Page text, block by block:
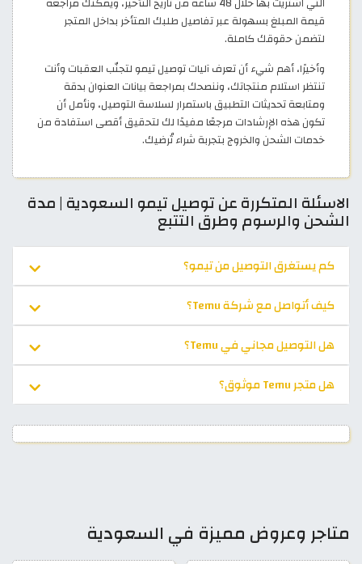
قيمة المبلغ بسهولة عبر تفاصيل طلبك المتأخر بداخل المتجر
لتضمن حقوقك كاملة.
وأخيرًا، أهم شيء أن تعرف آليات توصيل تيمو لتجنّب العقبات وأنت
تنتظر استلام منتجاتك، وننصحك بمراجعة بيانات العنوان بدقة
ومتابعة تحديثات التطبيق باستمرار لسلاسة التوصيل، ونأمل أن
تكون هذه الإرشادات مرجعًا مفيدًا لك لتحقيق أقصى استفادة من
خدمات الشحن والخروج بتجربة شراء تُرضيك.
الاسئلة المتكررة عن توصيل تيمو السعودية | مدة
الشحن والرسوم وطرق التتبع
كم يستغرق التوصيل من تيمو؟
كيف أتواصل مع شركة Temu؟
هل التوصيل مجاني في Temu؟
هل متجر Temu موثوق؟
متاجر وعروض مميزة في السعودية